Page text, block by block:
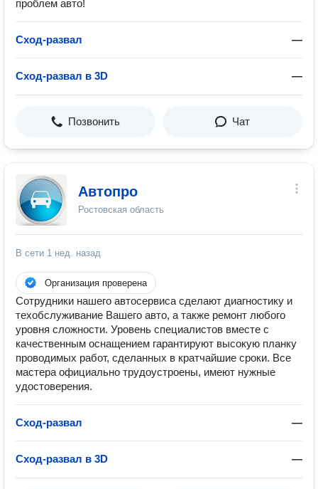
проблем авто!
Сход-развал —
Сход-развал в 3D —
Позвонить Чат
Автопро
Ростовская область
В сети 1 нед. назад
Организация проверена
Сотрудники нашего автосервиса сделают диагностику и
техобслуживание Вашего авто, а также ремонт любого
уровня сложности. Уровень специалистов вместе с
качественным оснащением гарантируют высокую планку
проводимых работ, сделанных в кратчайшие сроки. Все
мастера официально трудоустроены, имеют нужные
удостоверения.
Сход-развал —
Сход-развал в 3D —